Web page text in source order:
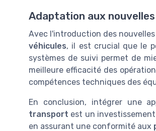
Adaptation aux
Avec l'introduction des
véhicules, il est crucial que le
systèmes de suivi permet de
meilleure efficacité des
compétences techniques des
En conclusion, intégrer une
transport est un
en assurant une conformité aux